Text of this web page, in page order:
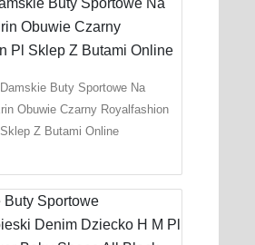
Buty Sportowe Na
Obuwie Czarny Royalfashion
Z Butami Online